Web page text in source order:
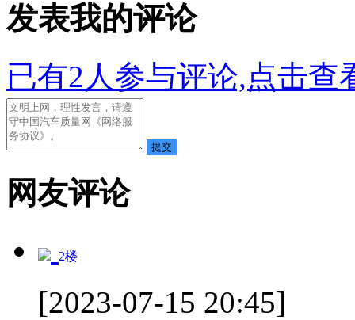
发表我的评论
已有2 人参与评论,点击查
网友评论
2楼
[2023-07-15 20:45]